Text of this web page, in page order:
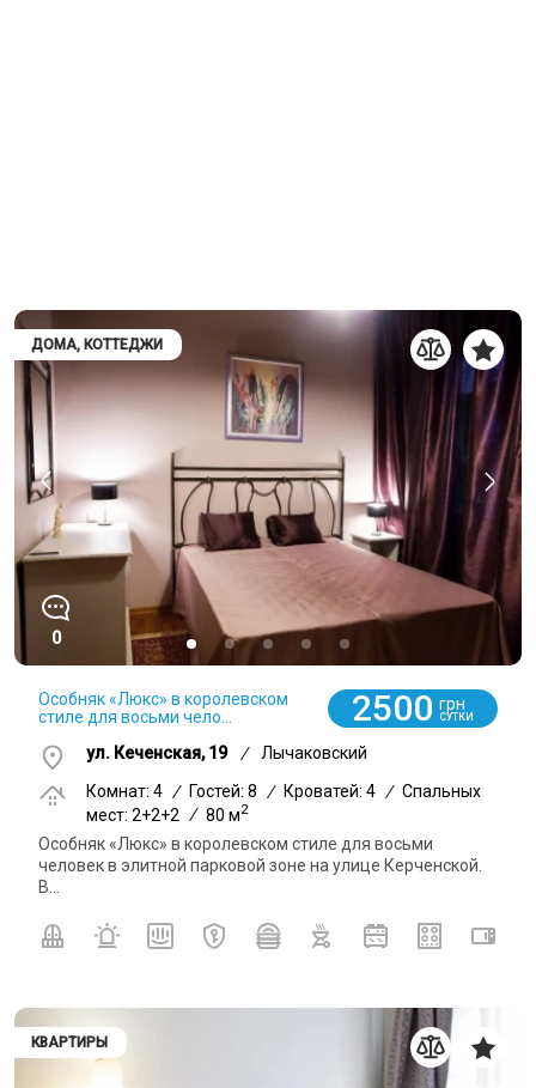
ДОМА, КОТТЕДЖИ
0
Особняк «Люкс» в королевском
стиле для восьми чело...
2500 грн
СУТКИ
ул. Кеченская, 19 /
Лычаковский
Комнат: 4 / Гостей: 8 / Кроватей: 4 / Спальных
мест: 2+2+2 / 80 м2
Особняк «Люкс» в королевском стиле для восьми
человек в элитной парковой зоне на улице Керченской.
В...
КВАРТИРЫ